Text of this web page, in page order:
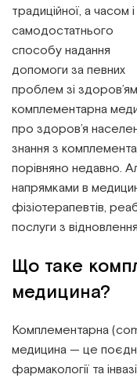
традиційної, а часом
самодостатнього
способу надання
допомоги за певних
проблем зі
комплементарна
про здоров’я
знання з
порівняно недавно.
напрямками в
фізіотерапевтів,
послуги з
Що таке
медицина?
Комплементарна
медицина — це
фармакології та
Інститут Барраля
FAQ
Кінезіотейпінг
Психологія,
Масаж
Реабілітація
Естетична
Остеопатичні